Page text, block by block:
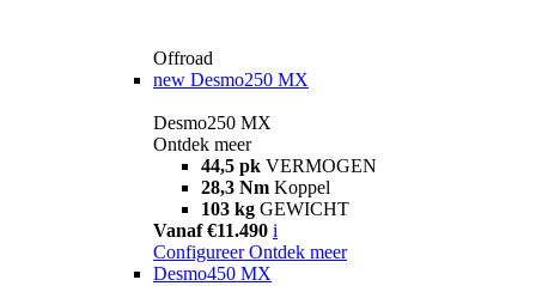
Offroad
new Desmo250 MX
Desmo250 MX
Ontdek meer
44,5 pk VERMOGEN
28,3 Nm Koppel
103 kg GEWICHT
Vanaf €11.490 i
Configureer Ontdek meer
Desmo450 MX